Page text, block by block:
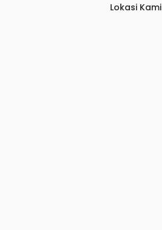
Lokasi Kami